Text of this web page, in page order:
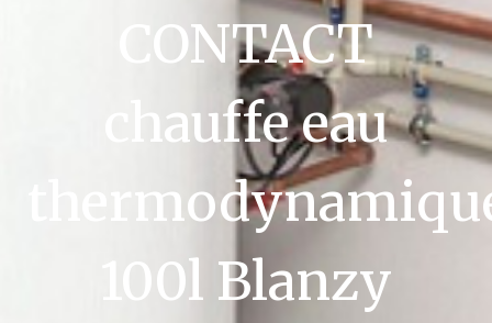
CONTACT
chauffe eau
100l Blanzy